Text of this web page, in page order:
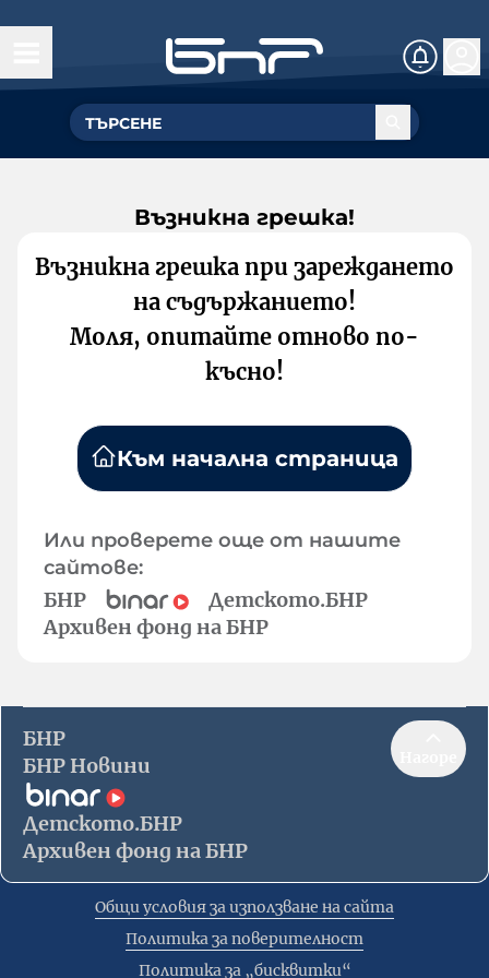
Възникна грешка!
Възникна грешка при зареждането
на съдържанието!
Моля, опитайте отново по-
късно!
Към начална страница
Или проверете още от нашите
сайтове:
БНР
Детското.БНР
Архивен фонд на БНР
БНР
БНР Новини
Детското.БНР
Архивен фонд на БНР
Общи условия за използване на сайта
Политика за поверителност
Политика за „бисквитки“